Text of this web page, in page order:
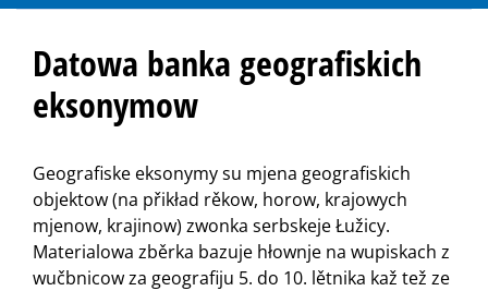
Datowa banka geografiskich
eksonymow
Geografiske eksonymy su mjena geografiskich
objektow (na přikład rěkow, horow, krajowych
mjenow, krajinow) zwonka serbskeje Łužicy.
Materialowa zběrka bazuje hłownje na wupiskach z
wučbnicow za geografiju 5. do 10. lětnika kaž tež ze